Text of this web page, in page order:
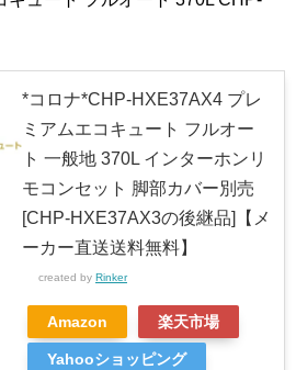
*コロナ*CHP-HXE37AX4 プレ
ミアムエコキュート フルオー
ト 一般地 370L インターホンリ
モコンセット 脚部カバー別売
[CHP-HXE37AX3の後継品]【メ
ーカー直送送料無料】
created by Rinker
Amazon 楽天市場
Yahooショッピング